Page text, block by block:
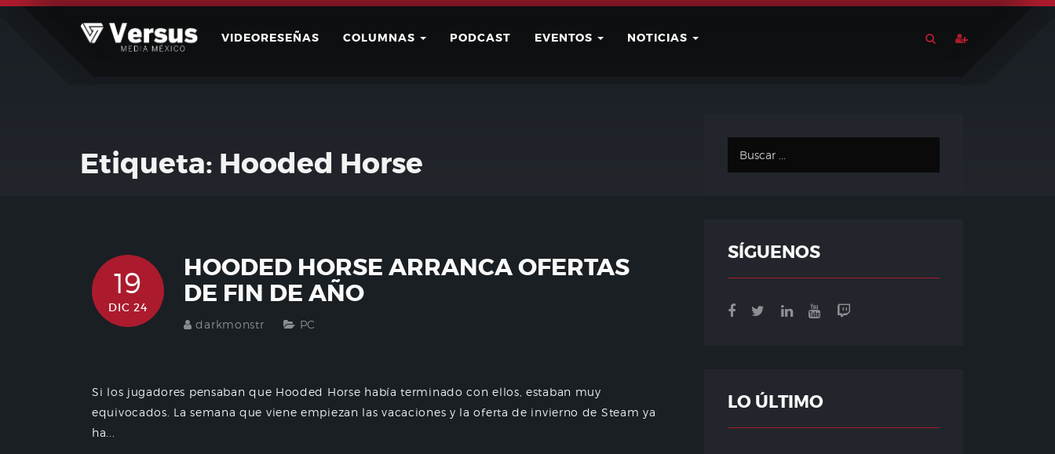
Skip
VIDEORESEÑAS COLUMNAS PODCAST EVENTOS NOTICIAS
Etiqueta: Hooded Horse
19
DIC 24
HOODED HORSE ARRANCA OFERTAS
DE FIN DE AÑO
darkmonstr PC
Si los jugadores pensaban que Hooded Horse había terminado con ellos, estaban muy
equivocados. La semana que viene empiezan las vacaciones y la oferta de invierno de Steam ya
ha...
SÍGUENOS
LO ÚLTIMO